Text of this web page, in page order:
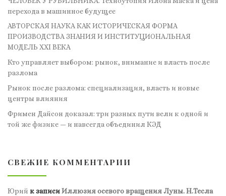
перехода в машинное будущее
АВТОРСКАЯ НАУКА КАК ИСТОРИЧЕСКАЯ ФОРМА
ПРОИЗВОДСТВА ЗНАНИЯ И ИНСТИТУЦИОНАЛЬНАЯ
МОДЕЛЬ XXI ВЕКА
Кто управляет выбором: рынок, внимание и власть после
разлома
Рынок после разлома: специализация, власть и новые
центры влияния
Фримен Дайсон доказал: три разных пути вели к одной и
той же физике — и навсегда объединил КЭД
СВЕЖИЕ КОММЕНТАРИИ
Юрий к записиИллюзия осевого вращения Луны. Н.Тесла